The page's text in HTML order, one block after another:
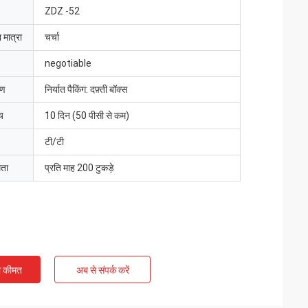
ZDZ -52
चर्चा
negotiable
निर्यात पैकिंग: दफ़्ती बॉक्स
10 दिन (50 पीसी से कम)
टी/टी
प्रति माह 200 टुकड़े
कीमत अब से संपर्क करें